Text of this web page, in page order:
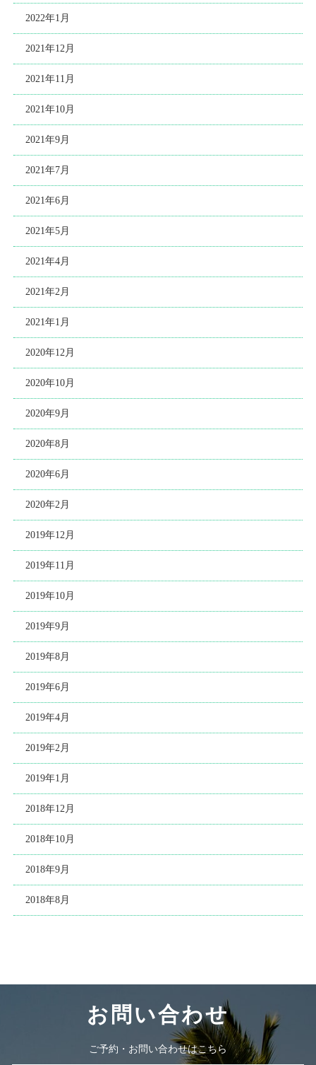
2022年1月
2021年12月
2021年11月
2021年10月
2021年9月
2021年7月
2021年6月
2021年5月
2021年4月
2021年2月
2021年1月
2020年12月
2020年10月
2020年9月
2020年8月
2020年6月
2020年2月
2019年12月
2019年11月
2019年10月
2019年9月
2019年8月
2019年6月
2019年4月
2019年2月
2019年1月
2018年12月
2018年10月
2018年9月
2018年8月
お問い合わせ
ご予約・お問い合わせはこちら